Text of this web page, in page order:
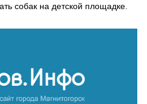
собак на детской площадке.